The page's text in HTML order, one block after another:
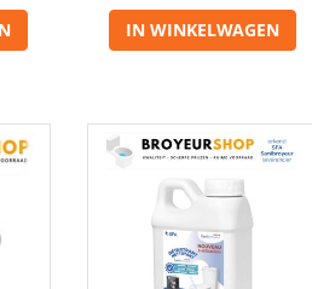
IN WINKELWAGEN